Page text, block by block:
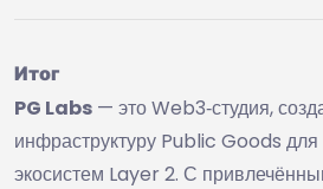
Итог
PG Labs — это Web3‑студия,
инфраструктуру Public Goods
экосистем Layer 2. С